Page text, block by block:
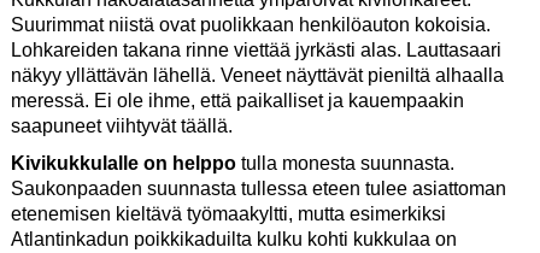
Suurimmat niistä ovat puolikkaan henkilöauton kokoisia.
Lohkareiden takana rinne viettää jyrkästi alas. Lauttasaari
näkyy yllättävän lähellä. Veneet näyttävät pieniltä alhaalla
meressä. Ei ole ihme, että paikalliset ja kauempaakin
saapuneet viihtyvät täällä.
Kivikukkulalle on helppotulla monesta suunnasta.
Saukonpaaden suunnasta tullessa eteen tulee asiattoman
etenemisen kieltävä työmaakyltti, mutta esimerkiksi
Atlantinkadun poikkikaduilta kulku kohti kukkulaa on